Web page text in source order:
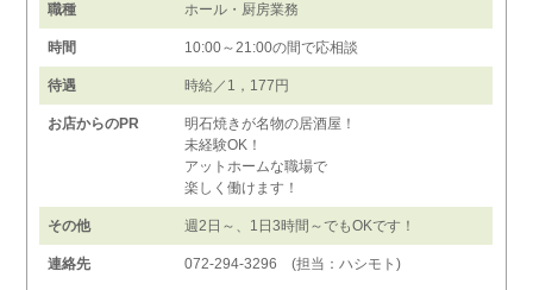
職種 ホール・厨房業務
時間 10:00～21:00の間で応相談
待遇 時給／1，177円
お店からのPR
明石焼きが名物の居酒屋！
未経験OK！
アットホームな職場で
楽しく働けます！
その他 週2日～、1日3時間～でもOKです！
連絡先 072-294-3296 (担当：ハシモト)